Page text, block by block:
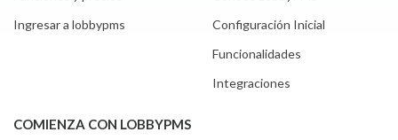
Ingresar a lobbypms
Configuración Inicial
Funcionalidades
Integraciones
COMIENZA CON LOBBYPMS